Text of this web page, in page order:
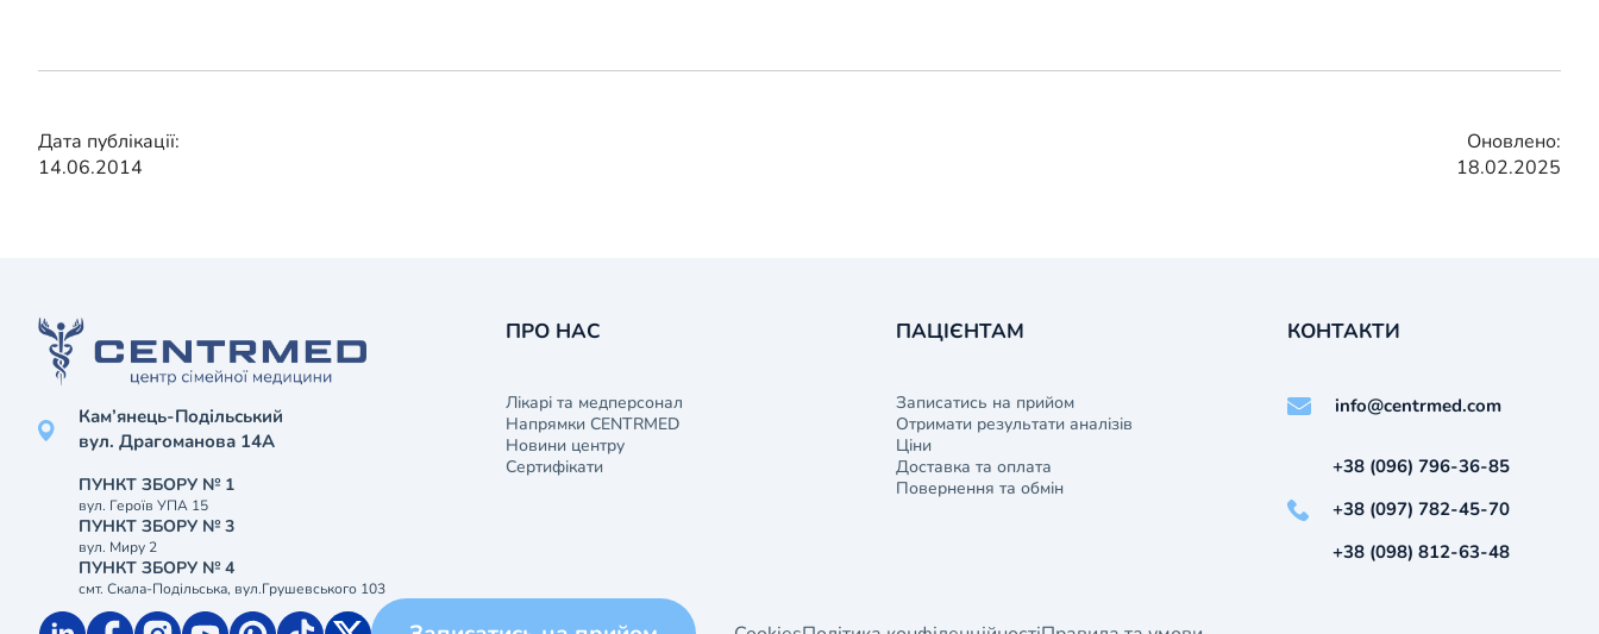
Дата публікації:
14.06.2014
Оновлено:
18.02.2025
Кам’янець-Подільський
вул. Драгоманова 14А
ПУНКТ ЗБОРУ № 1
вул. Героїв УПА 15
ПУНКТ ЗБОРУ № 3
вул. Миру 2
ПУНКТ ЗБОРУ № 4
смт. Скала-Подільська, вул.Грушевського 103
ПРО НАС
Лікарі та медперсонал
Напрямки CENTRMED
Новини центру
Сертифікати
ПАЦІЄНТАМ
Записатись на прийом
Отримати результати аналізів
Ціни
Доставка та оплата
Повернення та обмін
КОНТАКТИ
info@centrmed.com
+38 (096) 796-36-85
+38 (097) 782-45-70
+38 (098) 812-63-48